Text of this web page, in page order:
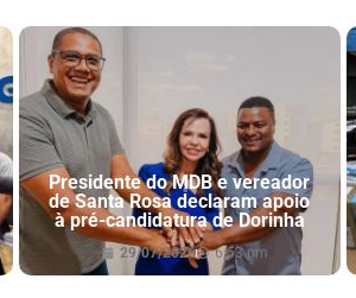
Presidente do MDB e vereador
de Santa Rosa declaram apoio
à pré-candidatura de Dorinha
29/07/2026 6:53 pm